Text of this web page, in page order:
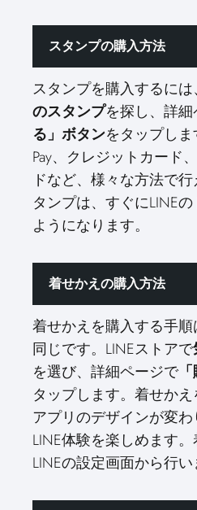
スタンプの購入方法
スタンプを購入するに
のスタンプを探し、詳
る」ボタンをタップし
Pay、クレジットカード
ドなど、様々な方法で
タンプは、すぐにLINE
ようになります。
着せかえの購入方法
着せかえを購入する手
同じです。LINEストアで
を選び、詳細ページで「
タップします。着せか
アプリのデザインが変
LINE体験を楽しめます。
LINEの設定画面から行い